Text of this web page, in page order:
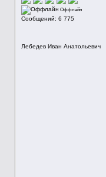
Оффлайн
Сообщений: 6 775
Лебедев Иван Анатольевич